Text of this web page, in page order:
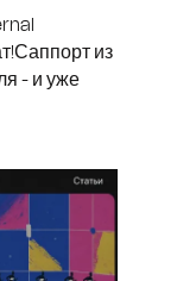
из
- и уже